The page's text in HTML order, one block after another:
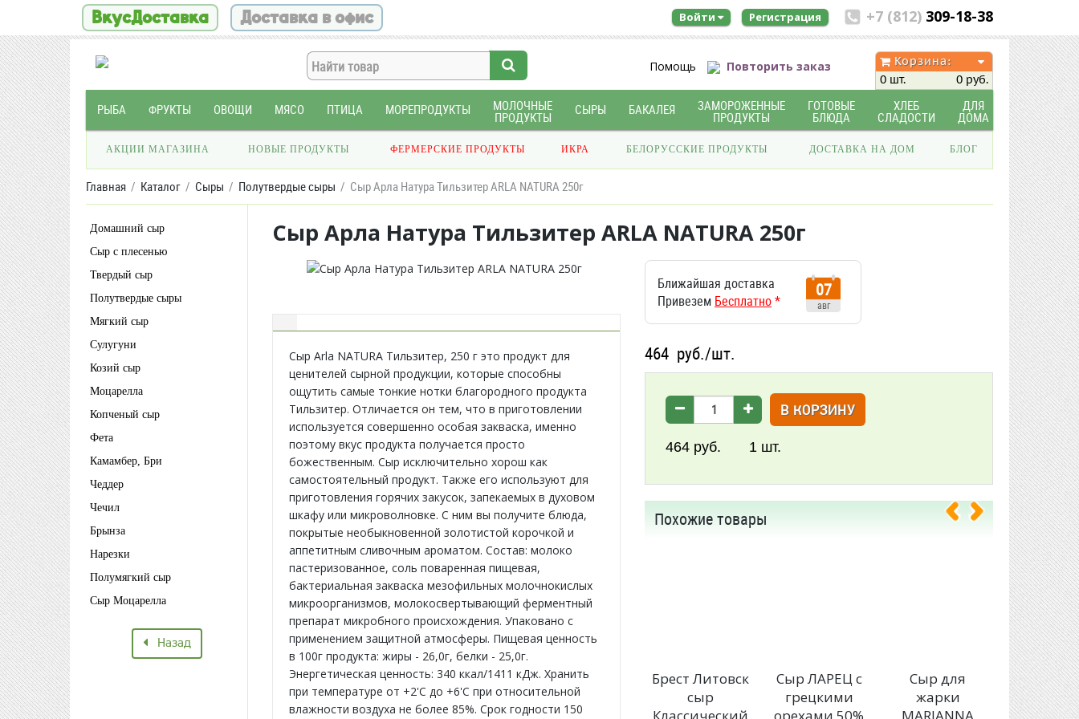
ВкусДоставка Доставка в офис +7 (812) 309-18-38
Войти Регистрация
Помощь Повторить заказ
Корзина:
0 шт.
0 руб.
РЫБА ФРУКТЫ ОВОЩИ МЯСО ПТИЦА МОРЕПРОДУКТЫ МОЛОЧНЫЕ
ПРОДУКТЫ
СЫРЫ БАКАЛЕЯ ЗАМОРОЖЕННЫЕ
ПРОДУКТЫ
ГОТОВЫЕ
БЛЮДА
ХЛЕБ
СЛАДОСТИ
ДЛЯ
ДОМА
АКЦИИ МАГАЗИНА НОВЫЕ ПРОДУКТЫ ФЕРМЕРСКИЕ ПРОДУКТЫ ИКРА БЕЛОРУССКИЕ ПРОДУКТЫ ДОСТАВКА НА ДОМ БЛОГ
Главная Каталог Сыры Полутвердые сыры Сыр Арла Натура Тильзитер ARLA NATURA 250г
Домашний сыр
Сыр с плесенью
Твердый сыр
Полутвердые сыры
Мягкий сыр
Сулугуни
Козий сыр
Моцарелла
Копченый сыр
Фета
Камамбер, Бри
Чеддер
Чечил
Брынза
Нарезки
Полумягкий сыр
Сыр Моцарелла
Назад
Сыр Арла Натура Тильзитер ARLA NATURA 250г
Сыр Arla NATURA Тильзитер, 250 г это продукт для
ценителей сырной продукции, которые способны
ощутить самые тонкие нотки благородного продукта
Тильзитер. Отличается он тем, что в приготовлении
используется совершенно особая закваска, именно
поэтому вкус продукта получается просто
божественным. Сыр исключительно хорош как
самостоятельный продукт. Также его используют для
приготовления горячих закусок, запекаемых в духовом
шкафу или микроволновке. С ним вы получите блюда,
покрытые необыкновенной золотистой корочкой и
аппетитным сливочным ароматом. Состав: молоко
пастеризованное, соль поваренная пищевая,
бактериальная закваска мезофильных молочнокислых
микроорганизмов, молокосвертывающий ферментный
препарат микробного происхождения. Упаковано с
применением защитной атмосферы. Пищевая ценность
в 100г продукта: жиры - 26,0г, белки - 25,0г.
Энергетическая ценность: 340 ккал/1411 кДж. Хранить
при температуре от +2'С до +6'С при относительной
влажности воздуха не более 85%. Срок годности 150
Ближайшая доставка
Привезем Бесплатно*
07
авг
464 руб./шт.
В КОРЗИНУ
464 руб. 1 шт.
Похожие товары
Брест Литовск
сыр
Сыр ЛАРЕЦ с
грецкими
Сыр для
жарки
Сыр